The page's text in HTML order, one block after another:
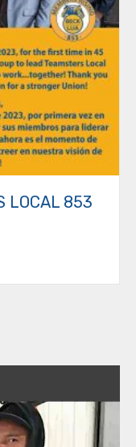
LOCAL 853